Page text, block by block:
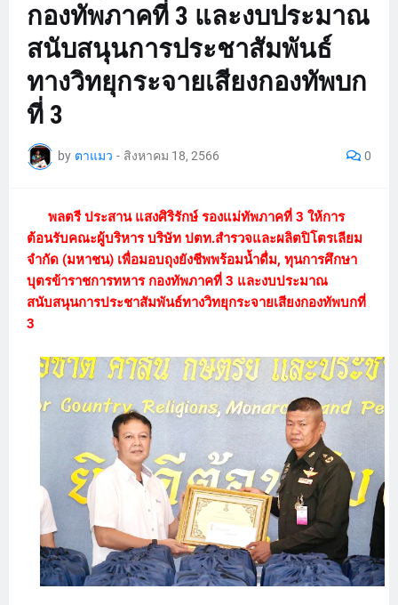
กองทัพภาคที่ 3 และงบประมาณ
สนับสนุนการประชาสัมพันธ์
ทางวิทยุกระจายเสียงกองทัพบก
ที่ 3
by ตาแมว - สิงหาคม 18, 2566 0
พลตรี ประสาน แสงศิริรักษ์ รองแม่ทัพภาคที่ 3 ให้การ
ต้อนรับคณะผู้บริหาร บริษัท ปตท.สำรวจและผลิตปิโตรเลียม
จำกัด (มหาชน) เพื่อมอบถุงยังชีพพร้อมน้ำดื่ม, ทุนการศึกษา
บุตรข้าราชการทหาร กองทัพภาคที่ 3 และงบประมาณ
สนับสนุนการประชาสัมพันธ์ทางวิทยุกระจายเสียงกองทัพบกที่
3